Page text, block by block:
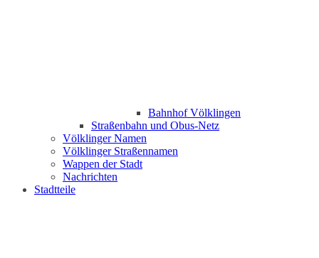
Bahnhof Völklingen
Straßenbahn und Obus-Netz
Völklinger Namen
Völklinger Straßennamen
Wappen der Stadt
Nachrichten
Stadtteile